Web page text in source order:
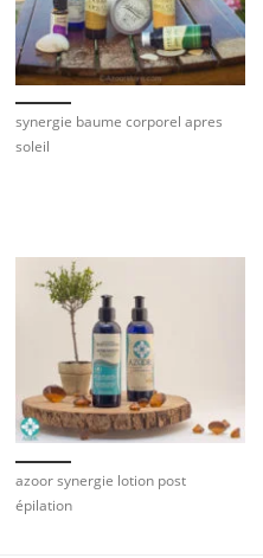
synergie baume corporel apres
soleil
azoor synergie lotion post
épilation